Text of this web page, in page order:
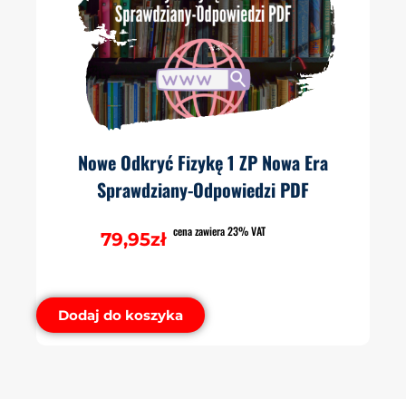
Nowe Odkryć Fizykę 1 ZP Nowa Era
Sprawdziany-Odpowiedzi PDF
79,95zł cena zawiera 23% VAT
Dodaj do koszyka